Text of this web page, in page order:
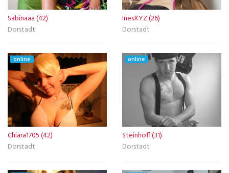
Sabinaaa (42)
Dorstadt
InesXYZ (26)
Dorstadt
online
Chiara1705 (42)
Dorstadt
online
Steinhoff (31)
Dorstadt